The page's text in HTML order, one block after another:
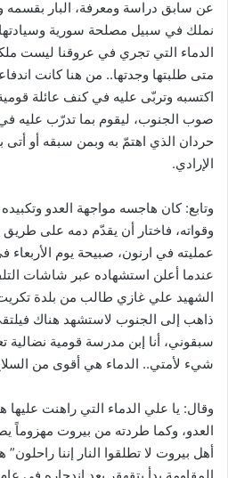
عن سابق دراسة ومعرفة، البار بقسمه
نملك في سبيل مصلحة سورية
الدماء التي تجري في عروقنا ليست
متى طلبتها وجدتها.. من هنا كانت
اكتسبه وتربّى عليه في كنف عائلة
صوب الجنوب، ليقوم بما تدرّب عليه
حردان الذي اهتمّ به وبمن سبقه أو
الإرادي.
وتابع: كان هاجسه مواجهة العدو
وقواته، فاختار أن يقدّم دمه على
عندما أعلن استشهاده عبر شاشات
الشهيد علي غازي طالب من بلدة
ذاهب إلى الجنوب لاستشهد هناك
سبقوني، أنا إبن مدرسة قومية
شيء لأمتي.. الدماء هي أقوى من
وقال: يا علي الدماء التي راهنت
العدو، وكما طردته من بيروت مهزوماً
أهل بيروت لا تطلقوا النار إننا